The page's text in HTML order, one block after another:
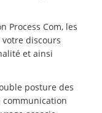
Process Com, les
discours
et ainsi
posture des